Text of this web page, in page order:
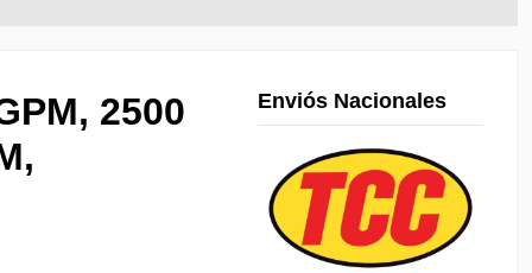
2500
Enviós Nacionales